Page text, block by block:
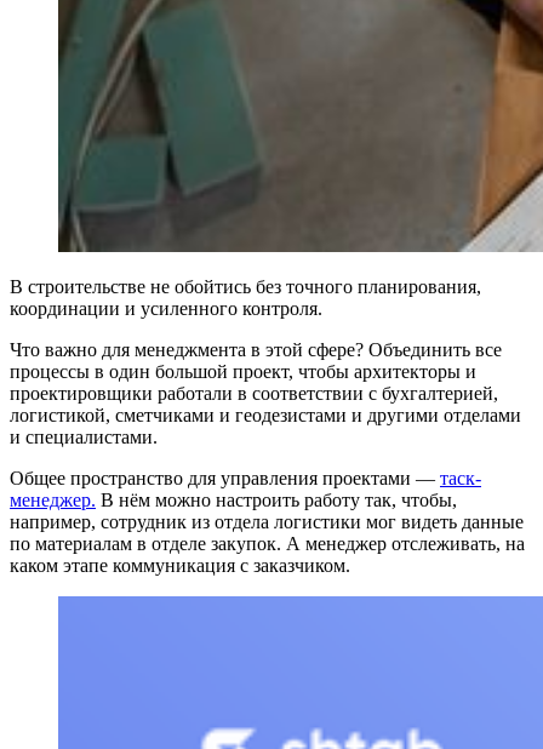
В строительстве не обойтись без точного планирования,
координации и усиленного контроля.
Что важно для менеджмента в этой сфере? Объединить все
процессы в один большой проект, чтобы архитекторы и
проектировщики работали в соответствии с бухгалтерией,
логистикой, сметчиками и геодезистами и другими отделами
и специалистами.
Общее пространство для управления проектами — таск-
менеджер. В нём можно настроить работу так, чтобы,
например, сотрудник из отдела логистики мог видеть данные
по материалам в отделе закупок. А менеджер отслеживать, на
каком этапе коммуникация с заказчиком.